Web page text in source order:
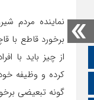
صفحه نخست
تالار گفتمان
نماینده مردم
برخورد قاطع با
از چیز باید با
کرده و وظیفه
گونه تبعیضی